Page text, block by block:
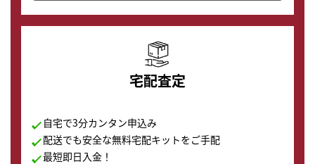
の購入もできます♪
宅配査定
自宅で3分カンタン申込み
配送でも安全な無料宅配キットをご手配
最短即日入金！